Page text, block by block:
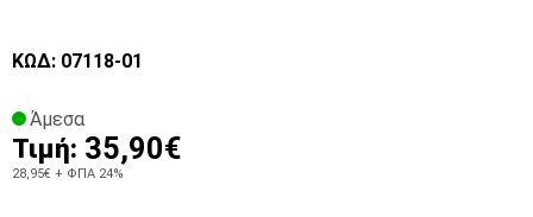
ΚΩΔ: 07118-01
Άμεσα
Τιμή: 35,90€
28,95€ + ΦΠΑ 24%